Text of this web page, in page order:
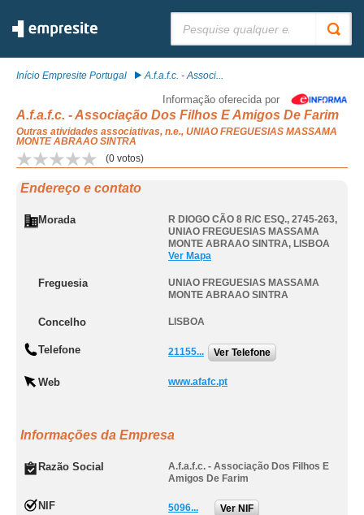
Início Empresite Portugal A.f.a.f.c. - Associ...
Informação oferecida por
A.f.a.f.c. - Associação Dos Filhos E Amigos De Farim
Outras atividades associativas, n.e., UNIAO FREGUESIAS MASSAMA
MONTE ABRAAO SINTRA
(0 votos)
Endereço e contato
Morada R DIOGO CÃO 8 R/C ESQ., 2745-263,
UNIAO FREGUESIAS MASSAMA
MONTE ABRAAO SINTRA, LISBOA
Ver Mapa
Freguesia
UNIAO FREGUESIAS MASSAMA
MONTE ABRAAO SINTRA
Concelho LISBOA
Telefone 21155... Ver Telefone
Web www.afafc.pt
Informações da Empresa
Razão Social
A.f.a.f.c. - Associação Dos Filhos E
Amigos De Farim
NIF 5096... Ver NIF